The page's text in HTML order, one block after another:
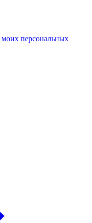
моих персональных